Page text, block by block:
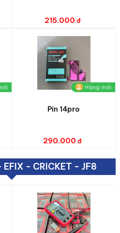
215.000
Hàng mới
Pin 14pro
290.000
EFIX - CRICKET - JF8